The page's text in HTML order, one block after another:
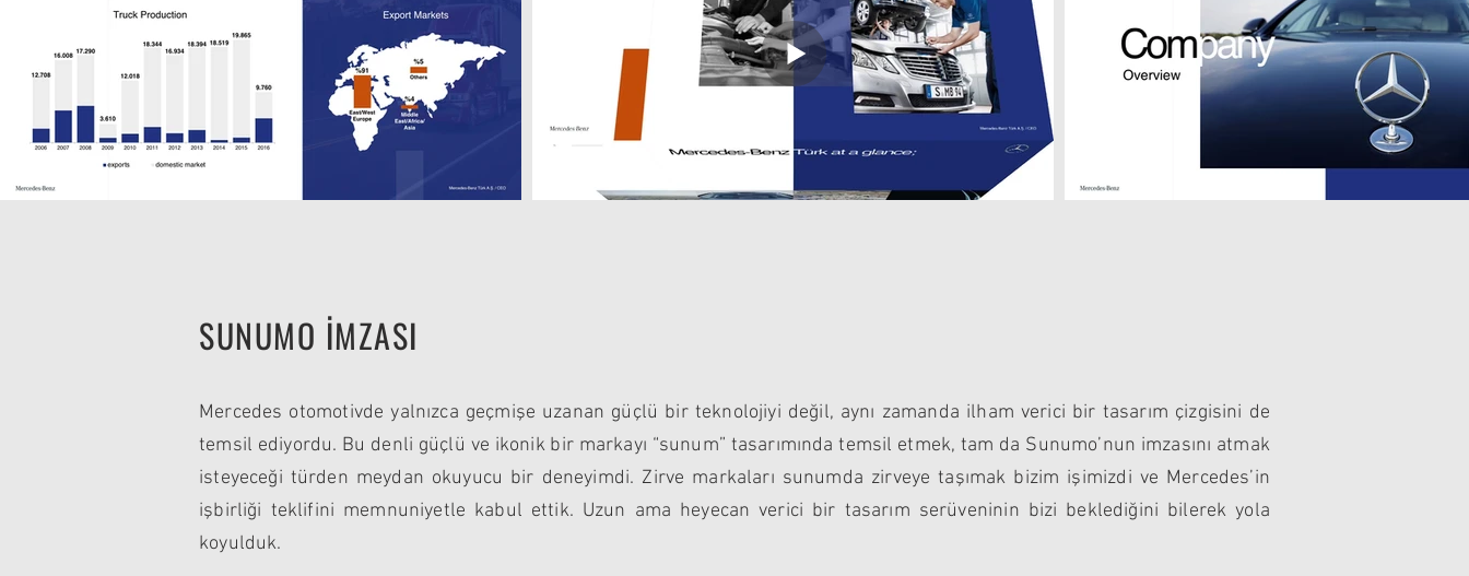
SUNUMO İMZASI
Mercedes otomotivde yalnızca geçmişe uzanan güçlü bir teknolojiyi değil, aynı zamanda ilham verici bir tasarım çizgisini de
temsil ediyordu. Bu denli güçlü ve ikonik bir markayı “sunum” tasarımında temsil etmek, tam da Sunumo’nun imzasını atmak
isteyeceği türden meydan okuyucu bir deneyimdi. Zirve markaları sunumda zirveye taşımak bizim işimizdi ve Mercedes’in
işbirliği teklifini memnuniyetle kabul ettik. Uzun ama heyecan verici bir tasarım serüveninin bizi beklediğini bilerek yola
koyulduk.